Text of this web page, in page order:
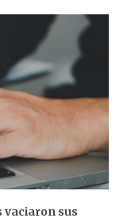
vaciaron sus